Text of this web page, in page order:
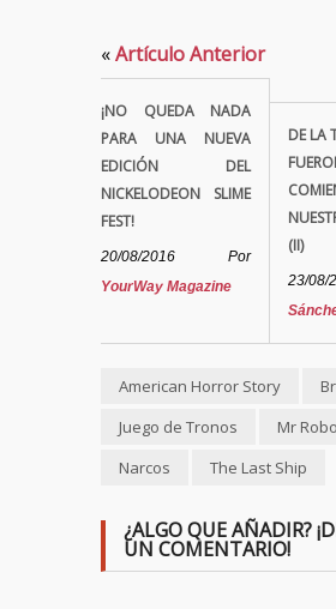
«Artículo Anterior
¡NO QUEDA NADA
PARA UNA NUEVA
EDICIÓN DEL
NICKELODEON SLIME
FEST!
20/08/2016
Por
YourWay Magazine
DE LA
(II)
23/08/
American Horror Story
Juego de Tronos
Mr
Narcos
The Last Ship
¿ALGO QUE AÑADIR?
UN COMENTARIO!